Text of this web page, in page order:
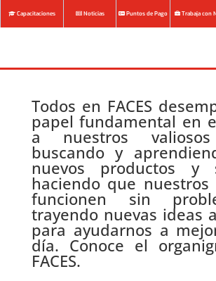
Capacitaciones Noticias Puntos de Pago Trabaja con
Todos en FACES
papel fundamental en
a nuestros
buscando y
nuevos productos y
haciendo que nuestros
funcionen sin
trayendo nuevas ideas
para ayudarnos a
día. Conoce el
FACES.